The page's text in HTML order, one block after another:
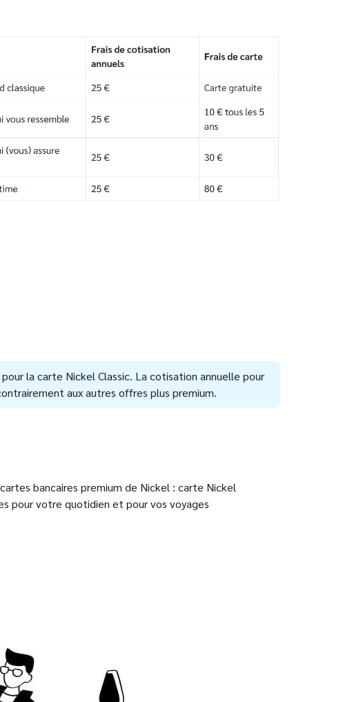
la carte Nickel Classic. La cotisation annuelle pour
aux autres offres plus premium.
bancaires premium de Nickel : carte Nickel
pour votre quotidien et pour vos voyages